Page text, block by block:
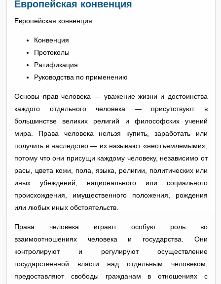
Европейская конвенция
Европейская конвенция
Конвенция
Протоколы
Ратификация
Руководства по применению
Основы прав человека — уважение жизни и достоинства
каждого отдельного человека — присутствуют в
большинстве великих религий и философских учений
мира. Права человека нельзя купить, заработать или
получить в наследство — их называют «неотъемлемыми»,
потому что они присущи каждому человеку, независимо от
расы, цвета кожи, пола, языка, религии, политических или
иных убеждений, национального или социального
происхождения, имущественного положения, рождения
или любых иных обстоятельств.
Права человека играют особую роль во
взаимоотношениях человека и государства. Они
контролируют и регулируют осуществление
государственной власти над отдельным человеком,
предоставляют свободы гражданам в отношениях с